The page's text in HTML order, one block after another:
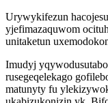
Urywykifezun
yjefimazaquwom
unitaketun
Imudyj
rusegeqelekago
matunyty fu